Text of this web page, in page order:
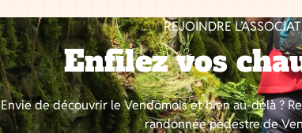
REJOINDRE
Enfilez vos
Envie de découvrir le Vendômois et bien au-delà ?
randonnée pédestre de